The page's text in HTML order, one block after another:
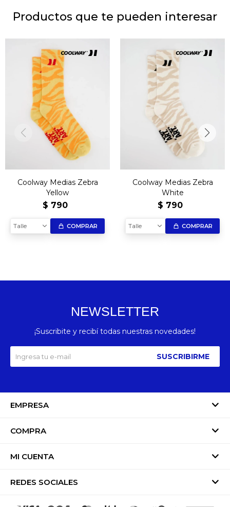
Productos que te pueden interesar
Coolway Medias Zebra
Yellow
$ 790
Talle COMPRAR
Coolway Medias Zebra
White
$ 790
Talle COMPRAR
EMPRESA
COMPRA
MI CUENTA
REDES SOCIALES
NEWSLETTER
¡Suscribite y recibí todas nuestras novedades!
SUSCRIBIRME